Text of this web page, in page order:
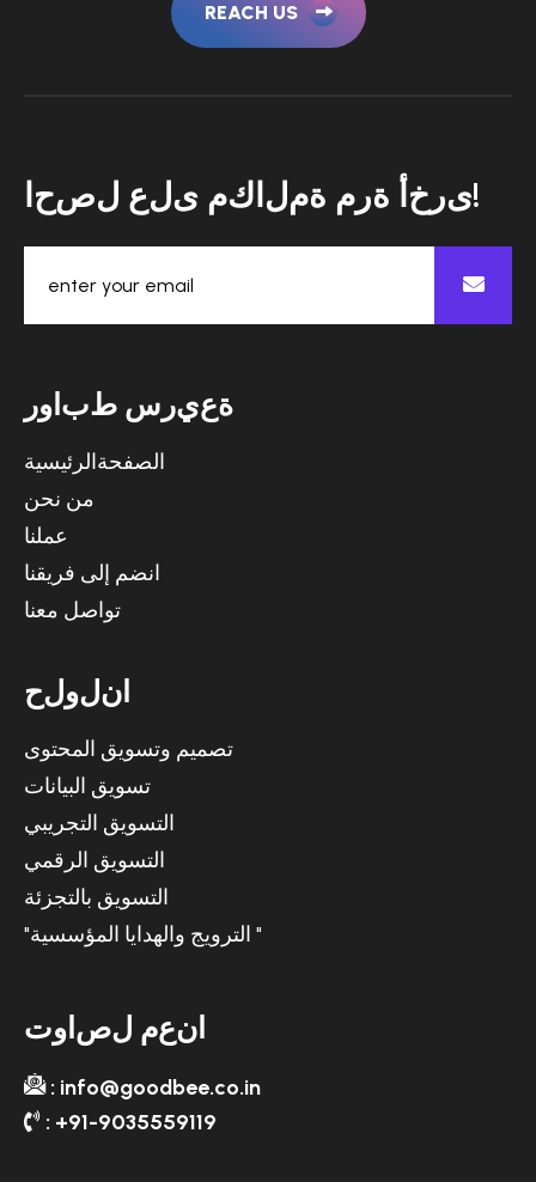
REACH US
حصل على مك لمة م رة أ خ رى!
رو بط س ريعة
الصفحةالرئيسية
من نحن
عملنا
انضم إلى فريقنا
تواصل معنا
حلولن
تصميم وتسويق المحتوى
تسويق البيانات
التسويق التجريبي
التسويق الرقمي
التسويق بالتجزئة
"الترويج والهدايا المؤسسية "
تو صل معن
: info@goodbee.co.in
: +91-9035559119